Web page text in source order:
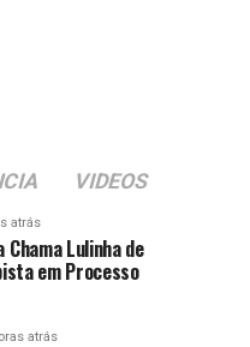
VIDEOS
atrás
Chama Lulinha de
em Processo
atrás